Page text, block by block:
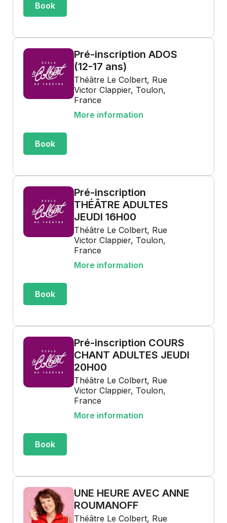
Book
Pré-inscription ADOS
(12-17 ans)
Théâtre Le Colbert, Rue
Victor Clappier, Toulon,
France
More information
Book
Pré-inscription
THÉÂTRE ADULTES
JEUDI 16H00
Théâtre Le Colbert, Rue
Victor Clappier, Toulon,
France
More information
Book
Pré-inscription COURS
CHANT ADULTES JEUDI
20H00
Théâtre Le Colbert, Rue
Victor Clappier, Toulon,
France
More information
Book
UNE HEURE AVEC ANNE
ROUMANOFF
Théâtre Le Colbert, Rue